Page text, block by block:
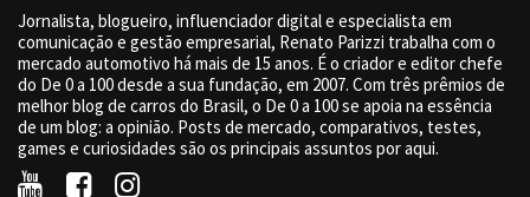
Jornalista, blogueiro, influenciador digital e especialista em
comunicação e gestão empresarial, Renato Parizzi trabalha com o
mercado automotivo há mais de 15 anos. É o criador e editor chefe
do De 0 a 100 desde a sua fundação, em 2007. Com três prêmios de
melhor blog de carros do Brasil, o De 0 a 100 se apoia na essência
de um blog: a opinião. Posts de mercado, comparativos, testes,
games e curiosidades são os principais assuntos por aqui.